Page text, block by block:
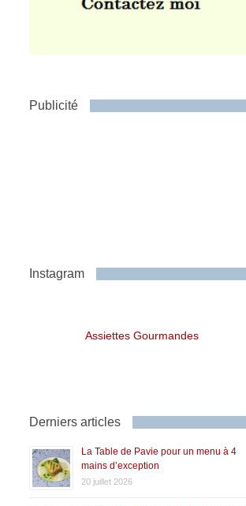
Publicité
Instagram
Assiettes Gourmandes
Derniers articles
La Table de Pavie pour un menu à 4
mains d’exception
20 juillet 2026